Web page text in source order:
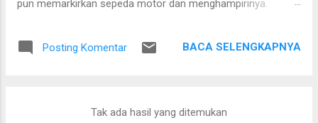
pun memarkirkan sepeda motor dan menghampirinya.
mengenai proses pengolahan rotan hingga menjadi bahan
baku tikar anyaman. Di tangan masyarakat setempat, rotan
memiliki nilai ekonomi. Bapak tersebut bercerita bahwa rotan
Posting Komentar BACA SELENGKAPNYA
Tak ada hasil yang ditemukan